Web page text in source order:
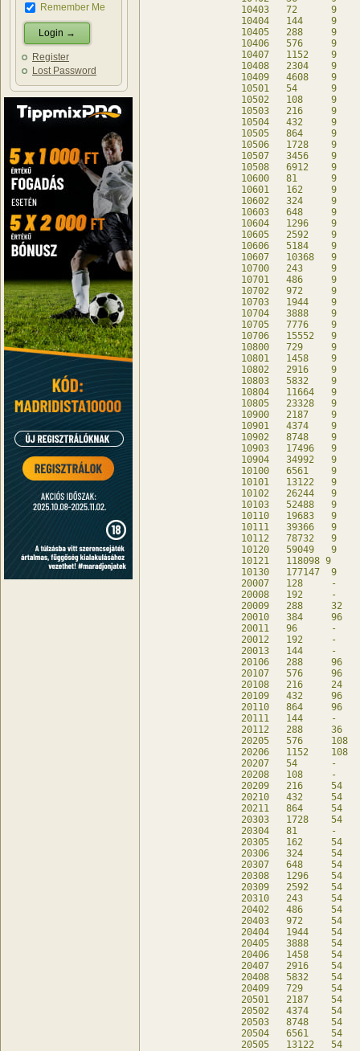
Remember Me
Register
Lost Password
10403	72	9	-	db
10404	144	9	-	db
10405	288	9	-	db
10406	576	9	-	db
10407	1152	9	-	db
10408	2304	9	-	db
10409	4608	9	-	db
10501	54	9	-	db
10502	108	9	-	db
10503	216	9	-	db
10504	432	9	-	db
10505	864	9	-	db
10506	1728	9	-	db
10507	3456	9	-	db
10508	6912	9	-	db
10600	81	9	-	db
10601	162	9	-	db
10602	324	9	-	db
10603	648	9	-	db
10604	1296	9	-	db
10605	2592	9	-	db
10606	5184	9	-	db
10607	10368	9	-	db
10700	243	9	-	db
10701	486	9	-	db
10702	972	9	-	db
10703	1944	9	-	db
10704	3888	9	-	db
10705	7776	9	-	db
10706	15552	9	-	db
10800	729	9	-	db
10801	1458	9	-	db
10802	2916	9	-	db
10803	5832	9	-	db
10804	11664	9	-	db
10805	23328	9	-	db
10900	2187	9	-	db
10901	4374	9	-	db
10902	8748	9	-	db
10903	17496	9	-	db
10904	34992	9	-	db
10100	6561	9	-	db
10101	13122	9	-	db
10102	26244	9	-	db
10103	52488	9	-	db
10110	19683	9	-	db
10111	39366	9	-	db
10112	78732	9	-	db
10120	59049	9	-	db
10121	118098 9	-	db
10130	177147	9	-	db
20007	128	-	128	db
20008	192	-	192	db
20009	288	32	160	db
20010	384	96	-	db
20011	96	-	96	db
20012	192	-	192	db
20013	144	-	144	db
20106	288	96	-	db
20107	576	96	-	db
20108	216	24	120	db
20109	432	96	-	db
20110	864	96	-	db
20111	144	-	144	db
20112	288	36	144	db
20205	576	108	-	db
20206	1152	108	-	db
20207	54	-	54	db
20208	108	-	108	db
20209	216	54	-	db
20210	432	54	-	db
20211	864	54	-	db
20303	1728	54	-	db
20304	81	-	81	db
20305	162	54	-	db
20306	324	54	-	db
20307	648	54	-	db
20308	1296	54	-	db
20309	2592	54	-	db
20310	243	54	-	db
20402	486	54	-	db
20403	972	54	-	db
20404	1944	54	-	db
20405	3888	54	-	db
20406	1458	54	-	db
20407	2916	54	-	db
20408	5832	54	-	db
20409	729	54	-	db
20501	2187	54	-	db
20502	4374	54	-	db
20503	8748	54	-	db
20504	6561	54	-	db
20505	13122	54	-	db